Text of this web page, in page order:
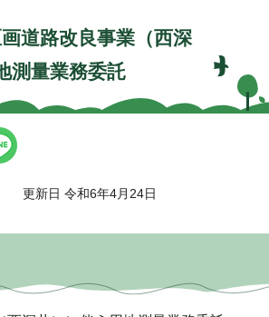
道路改良事業（西深
測量業務委託
更新日 令和6年4月24日